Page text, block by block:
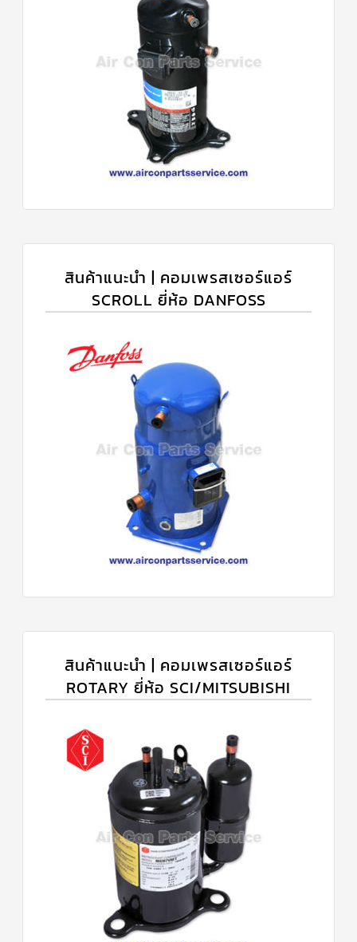
สินค้าแนะนำ | คอมเพรสเซอร์แอร์
SCROLL ยี่ห้อ DANFOSS
สินค้าแนะนำ | คอมเพรสเซอร์แอร์
ROTARY ยี่ห้อ SCI/MITSUBISHI